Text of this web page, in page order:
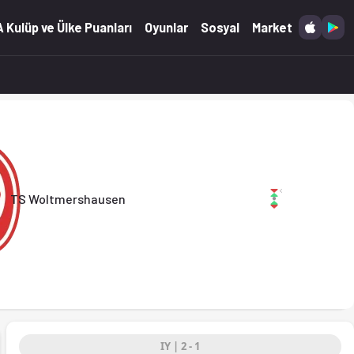
Kulüp ve Ülke Puanları Oyunlar Sosyal Market
TS Woltmershausen
IY | 2 - 1